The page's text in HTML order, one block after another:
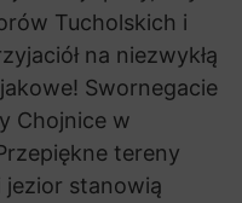
Tucholskich i
na niezwykłą
Swornegacie
Chojnice w
tereny
stanowią